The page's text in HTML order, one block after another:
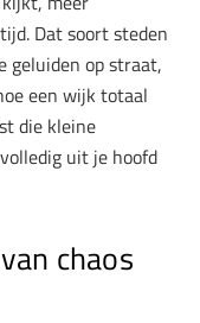
Dat soort steden
geluiden op straat,
een wijk totaal
die kleine
uit je hoofd
chaos